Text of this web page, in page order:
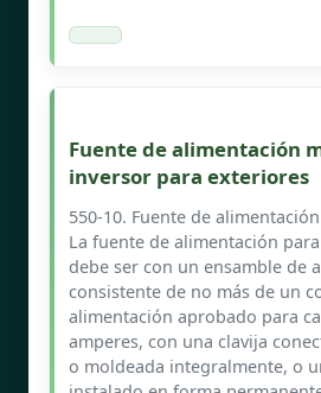
Fuente de alimentación
inversor para exteriores
550-10. Fuente de
La fuente de alimentación
debe ser con un ensamble de
consistente de no más de un
alimentación aprobado para
amperes, con una clavija
o moldeada integralmente, o